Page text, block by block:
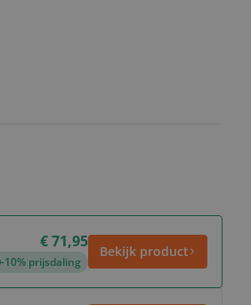
€ 71,95
-10% prijsdaling
Bekijk product